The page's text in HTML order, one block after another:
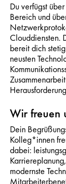
Du verfügst
Bereich und
Clouddiensten.
bereit dich
neusten
Wir freuen
Dein
Kolleg*innen
dabei:
modernste